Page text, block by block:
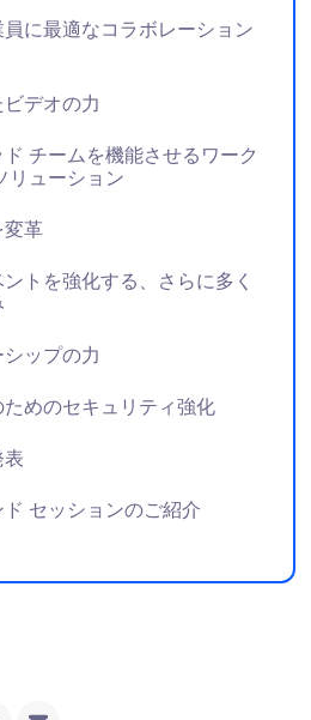
に最適なコラボレーション
従業員に最適なコラボレーショ
デオの力
れたビデオの力
チームを機能させるワーク
リューション
リッド チームを機能させるワー
変革
験を変革
トを強化する、さらに多く
イベントを強化する、さらに多
ップの力
ナーシップの力
めのセキュリティ強化
ーのためのセキュリティ強化
の発表
セッションのご紹介
マンド セッションのご紹介